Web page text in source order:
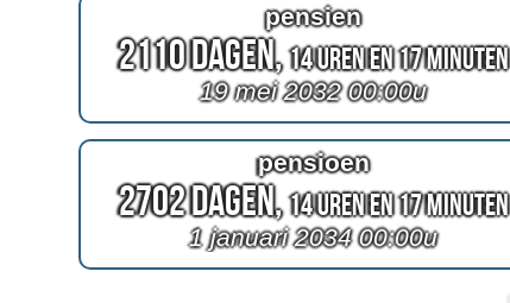
pensien
2110 Dagen,14 Uren en 17 Minuten
19 mei 2032 00:00u
pensioen
2702 Dagen,14 Uren en 17 Minuten
1 januari 2034 00:00u